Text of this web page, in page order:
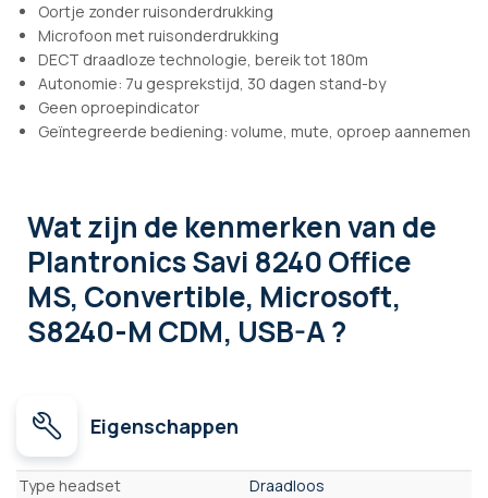
Oortje zonder ruisonderdrukking
Microfoon met ruisonderdrukking
DECT draadloze technologie, bereik tot 180m
Autonomie: 7u gesprekstijd, 30 dagen stand-by
Geen oproepindicator
Geïntegreerde bediening: volume, mute, oproep aannemen
Wat zijn de kenmerkenvan de
Plantronics Savi 8240 Office
MS, Convertible, Microsoft,
S8240-M CDM, USB-A ?
Eigenschappen
Eigenschappen
Type headset
Draadloos